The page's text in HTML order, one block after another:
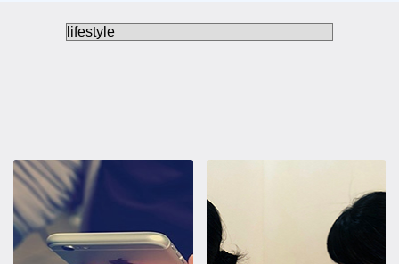
インストラクター一覧
yoggy magazine
yoggy mommy